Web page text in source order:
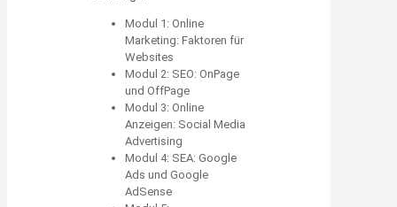
Modul 1: Online
Marketing: Faktoren für
Websites
Modul 2: SEO: OnPage
und OffPage
Modul 3: Online
Anzeigen: Social Media
Advertising
Modul 4: SEA: Google
Ads und Google
AdSense